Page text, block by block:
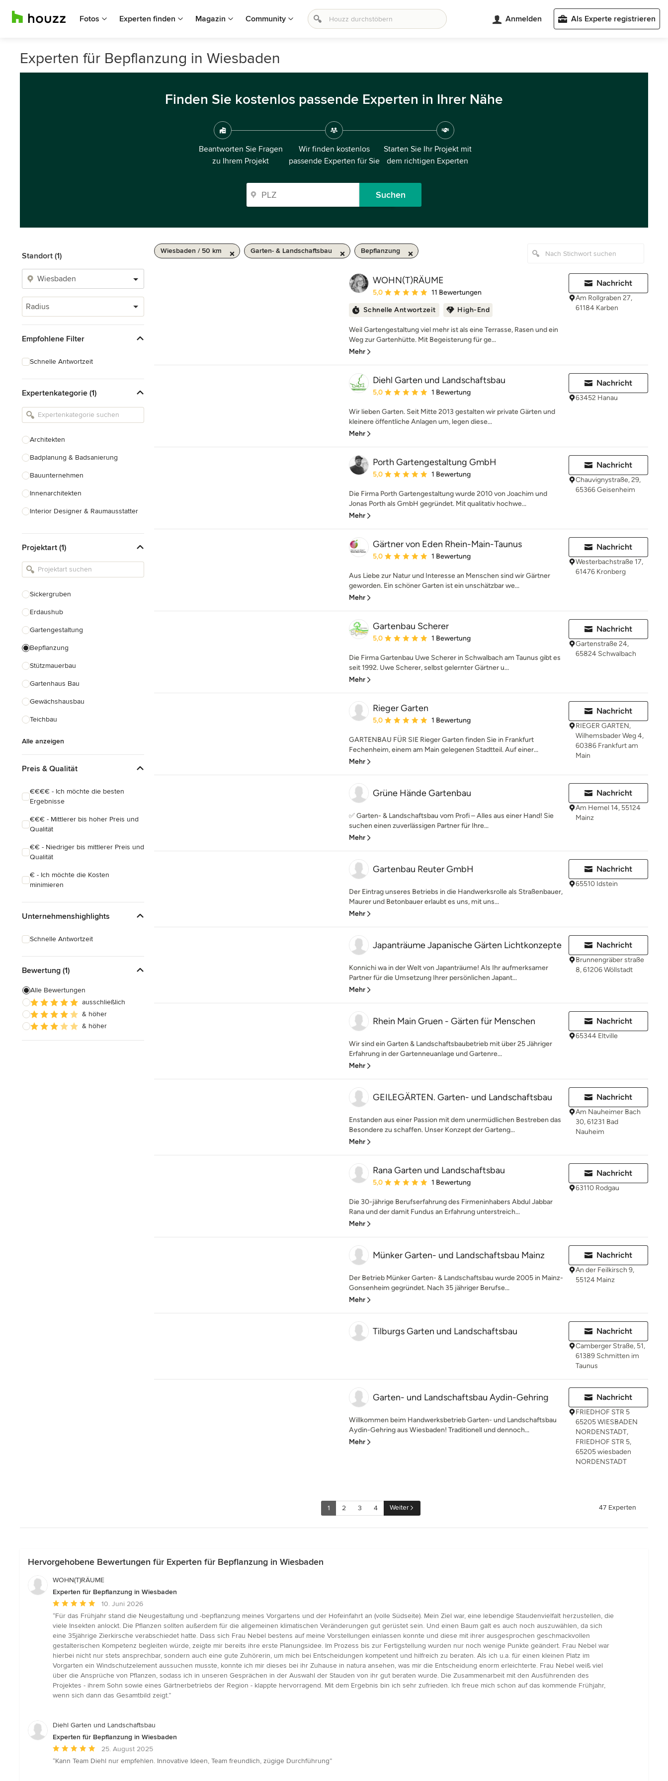
Fotos Experten finden Magazin Community Anmelden Als Experte registrieren
Experten für Bepflanzung in Wiesbaden
Finden Sie kostenlos passende Experten in Ihrer Nähe
Beantworten Sie Fragen
zu Ihrem Projekt
Wir finden kostenlos
passende Experten für Sie
Starten Sie Ihr Projekt mit
dem richtigen Experten
Suchen
Standort (1)
Radius
Empfohlene Filter
Schnelle Antwortzeit
Expertenkategorie (1)
Architekten
Badplanung & Badsanierung
Bauunternehmen
Innenarchitekten
Interior Designer & Raumausstatter
Landschaftsarchitekten
Armaturen & Sanitärbedarf
Einbauschränke
Projektart (1)
Sickergruben
Erdaushub
Gartengestaltung
Bepflanzung
Stützmauerbau
Gartenhaus Bau
Gewächshausbau
Teichbau
Alle anzeigen
Preis & Qualität
€€€€ - Ich möchte die besten
Ergebnisse
€€€ - Mittlerer bis hoher Preis und
Qualität
€€ - Niedriger bis mittlerer Preis und
Qualität
€ - Ich möchte die Kosten
minimieren
Unternehmenshighlights
Schnelle Antwortzeit
Bewertung (1)
Alle Bewertungen
ausschließlich
& höher
& höher
Wiesbaden / 50 km Garten- & Landschaftsbau Bepflanzung
WOHN(T)RÄUME
Durchschnittliche Bewertung: 5 von 5 Sternen
5,0 11 Bewertungen
Schnelle Antwortzeit High-End
Weil Gartengestaltung viel mehr ist als eine Terrasse, Rasen und ein
Weg zur Gartenhütte. Mit Begeisterung für ge...
Mehr
Nachricht
Am Rollgraben 27,
61184 Karben
Diehl Garten und Landschaftsbau
Durchschnittliche Bewertung: 5 von 5 Sternen
5,0 1 Bewertung
Wir lieben Garten. Seit Mitte 2013 gestalten wir private Gärten und
kleinere öffentliche Anlagen um, legen diese...
Mehr
Nachricht
63452 Hanau
Porth Gartengestaltung GmbH
Durchschnittliche Bewertung: 5 von 5 Sternen
5,0 1 Bewertung
Die Firma Porth Gartengestaltung wurde 2010 von Joachim und
Jonas Porth als GmbH gegründet. Mit qualitativ hochwe...
Mehr
Nachricht
Chauvignystraße, 29,
65366 Geisenheim
Gärtner von Eden Rhein-Main-Taunus
Durchschnittliche Bewertung: 5 von 5 Sternen
5,0 1 Bewertung
Aus Liebe zur Natur und Interesse an Menschen sind wir Gärtner
geworden. Ein schöner Garten ist ein unschätzbar we...
Mehr
Nachricht
Westerbachstraße 17,
61476 Kronberg
Gartenbau Scherer
Durchschnittliche Bewertung: 5 von 5 Sternen
5,0 1 Bewertung
Die Firma Gartenbau Uwe Scherer in Schwalbach am Taunus gibt es
seit 1992. Uwe Scherer, selbst gelernter Gärtner u...
Mehr
Nachricht
Gartenstraße 24,
65824 Schwalbach
Rieger Garten
Durchschnittliche Bewertung: 5 von 5 Sternen
5,0 1 Bewertung
GARTENBAU FÜR SIE Rieger Garten finden Sie in Frankfurt
Fechenheim, einem am Main gelegenen Stadtteil. Auf einer...
Mehr
Nachricht
RIEGER GARTEN,
Wilhemsbader Weg 4,
60386 Frankfurt am
Main
Grüne Hände Gartenbau
✅ Garten- & Landschaftsbau vom Profi – Alles aus einer Hand! Sie
suchen einen zuverlässigen Partner für Ihre...
Mehr
Nachricht
Am Hemel 14, 55124
Mainz
Gartenbau Reuter GmbH
Der Eintrag unseres Betriebs in die Handwerksrolle als Straßenbauer,
Maurer und Betonbauer erlaubt es uns, mit uns...
Mehr
Nachricht
65510 Idstein
Japanträume Japanische Gärten Lichtkonzepte
Konnichi wa in der Welt von Japanträume! Als Ihr aufmerksamer
Partner für die Umsetzung Ihrer persönlichen Japant...
Mehr
Nachricht
Brunnengräber straße
8, 61206 Wöllstadt
Rhein Main Gruen - Gärten für Menschen
Wir sind ein Garten & Landschaftsbaubetrieb mit über 25 Jähriger
Erfahrung in der Gartenneuanlage und Gartenre...
Mehr
Nachricht
65344 Eltville
GEILEGÄRTEN. Garten- und Landschaftsbau
Enstanden aus einer Passion mit dem unermüdlichen Bestreben das
Besondere zu schaffen. Unser Konzept der Garteng...
Mehr
Nachricht
Am Nauheimer Bach
30, 61231 Bad
Nauheim
Rana Garten und Landschaftsbau
Durchschnittliche Bewertung: 5 von 5 Sternen
5,0 1 Bewertung
Die 30-jährige Berufserfahrung des Firmeninhabers Abdul Jabbar
Rana und der damit Fundus an Erfahrung unterstreich...
Mehr
Nachricht
63110 Rodgau
Münker Garten- und Landschaftsbau Mainz
Der Betrieb Münker Garten- & Landschaftsbau wurde 2005 in Mainz-
Gonsenheim gegründet. Nach 35 jähriger Berufse...
Mehr
Nachricht
An der Feilkirsch 9,
55124 Mainz
Tilburgs Garten und Landschaftsbau Nachricht
Camberger Straße, 51,
61389 Schmitten im
Taunus
Garten- und Landschaftsbau Aydin-Gehring
Willkommen beim Handwerksbetrieb Garten- und Landschaftsbau
Aydin-Gehring aus Wiesbaden! Traditionell und dennoch...
Mehr
Nachricht
FRIEDHOF STR 5
65205 WIESBADEN
NORDENSTADT,
FRIEDHOF STR 5,
65205 wiesbaden
NORDENSTADT
1 2 3 4 Weiter 47 Experten
Hervorgehobene Bewertungen für Experten für Bepflanzung in Wiesbaden
WOHN(T)RÄUME
Experten für Bepflanzung in Wiesbaden
Durchschnittliche
Bewertung:
5
von
5
Sternen
10. Juni 2026
“Für das Frühjahr stand die Neugestaltung und -bepflanzung meines Vorgartens und der Hofeinfahrt an (volle Südseite). Mein Ziel war, eine lebendige Staudenvielfalt herzustellen, die
viele Insekten anlockt. Die Pflanzen sollten außerdem für die allgemeinen klimatischen Veränderungen gut gerüstet sein. Und einen Baum galt es auch noch auszuwählen, da sich
eine 35jährige Zierkirsche verabschiedet hatte. Dass sich Frau Nebel bestens auf meine Vorstellungen einlassen konnte und diese mit ihrer ausgesprochen geschmackvollen
gestalterischen Kompetenz begleiten würde, zeigte mir bereits ihre erste Planungsidee. Im Prozess bis zur Fertigstellung wurden nur noch wenige Punkte geändert. Frau Nebel war
hierbei nicht nur stets ansprechbar, sondern auch eine gute Zuhörerin, um mich bei Entscheidungen kompetent und hilfreich zu beraten. Als ich u.a. für einen kleinen Platz im
Vorgarten ein Windschutzelement aussuchen musste, konnte ich mir dieses bei ihr Zuhause in natura ansehen, was mir die Entscheidung enorm erleichterte. Frau Nebel weiß viel
über die Ansprüche von Pflanzen, sodass ich in unseren Gesprächen in der Auswahl der Stauden von ihr gut beraten wurde. Die Zusammenarbeit mit den Ausführenden des
Projektes - ihrem Sohn sowie eines Gärtnerbetriebs der Region - klappte hervorragend. Mit dem Ergebnis bin ich sehr zufrieden. Ich freue mich schon auf das kommende Frühjahr,
wenn sich dann das Gesamtbild zeigt.”
Diehl Garten und Landschaftsbau
Experten für Bepflanzung in Wiesbaden
Durchschnittliche
Bewertung:
25. August 2025
“Kann Team Diehl nur empfehlen. Innovative Ideen, Team freundlich, zügige Durchführung”